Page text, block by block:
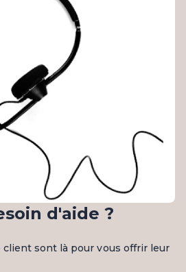
d'aide ?
client sont là pour vous offrir leur